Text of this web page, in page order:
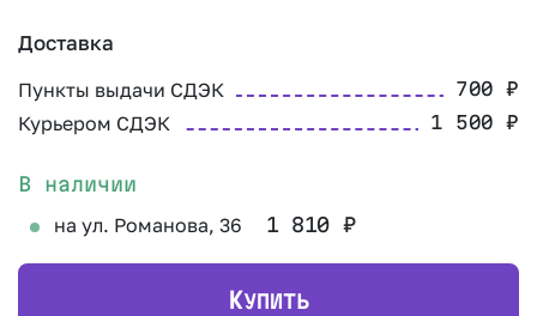
Доставка
Пункты выдачи СДЭК 700₽
Курьером СДЭК 1 500₽
В наличии
на ул. Романова, 36 1 810 ₽
КУПИТЬ